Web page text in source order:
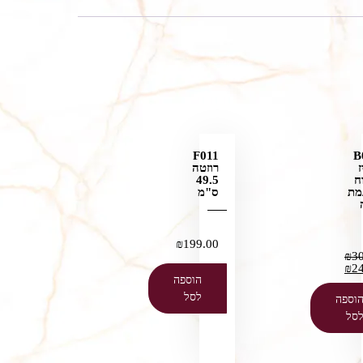
₪
₪
הוספה
לסל
F011
רוזטה
49.5
ס"מ
₪199.00
הוספה
לסל